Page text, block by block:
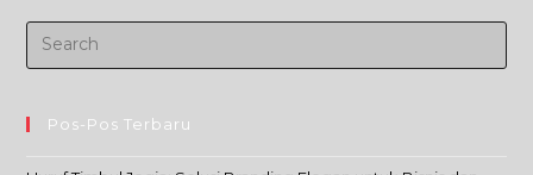
Pos-Pos Terbaru